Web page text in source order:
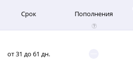
Срок Пополнения
от 31 до 61 дн.